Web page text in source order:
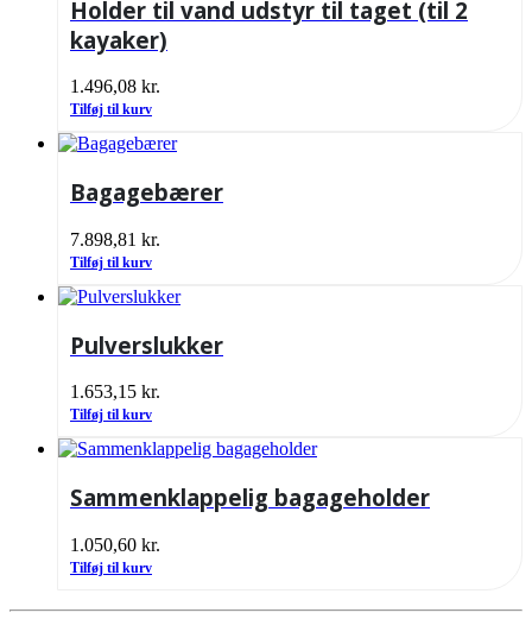
Holder til vand udstyr til taget (til 2
kayaker)
1.496,08 kr.
Tilføj til kurv
Bagagebærer
7.898,81 kr.
Tilføj til kurv
Pulverslukker
1.653,15 kr.
Tilføj til kurv
Sammenklappelig bagageholder
1.050,60 kr.
Tilføj til kurv